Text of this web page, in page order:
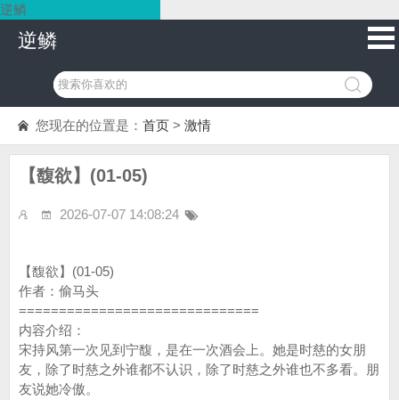
逆鳞
逆鳞
您现在的位置是： 首页 > 激情
【馥欲】(01-05)
2026-07-07 14:08:24
【馥欲】(01-05)
作者：偷马头
==============================
内容介绍：
宋持风第一次见到宁馥，是在一次酒会上。她是时慈的女朋
友，除了时慈之外谁都不认识，除了时慈之外谁也不多看。朋
友说她冷傲。